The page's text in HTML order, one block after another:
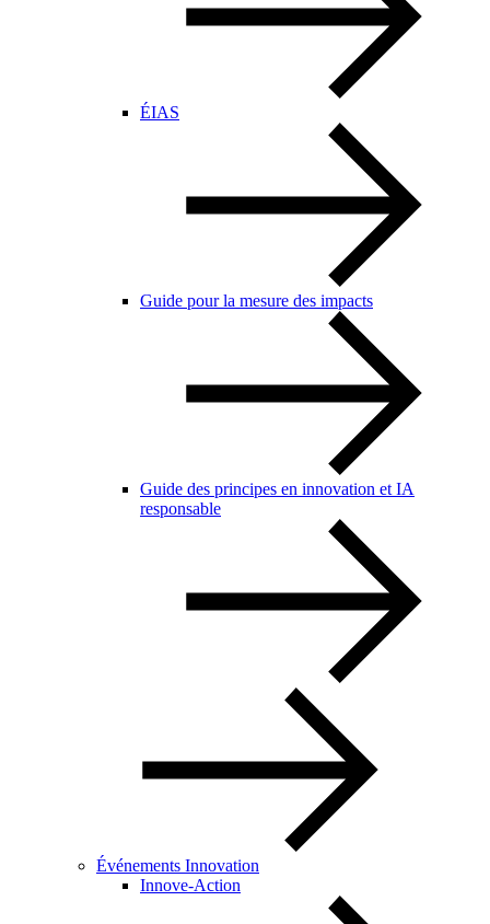
ÉIAS
Guide pour la mesure des impacts
Guide des principes en innovation et IA
responsable
Événements Innovation
Innove-Action